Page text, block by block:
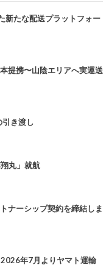
新たな配送プラットフォー
提携〜山陰エリアへ実運送
き渡し
丸」就航
ナーシップ契約を締結しま
2026年7月よりヤマト運輸